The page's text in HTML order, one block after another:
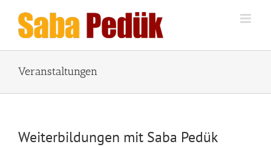
Inhalt
springen
Veranstaltungen
Weiterbildungen mit Saba Pedük